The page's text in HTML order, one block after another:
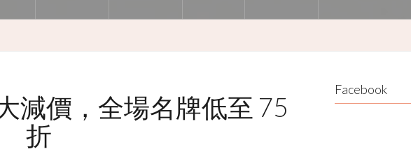
減價，全場名牌低至 75
折
Facebook